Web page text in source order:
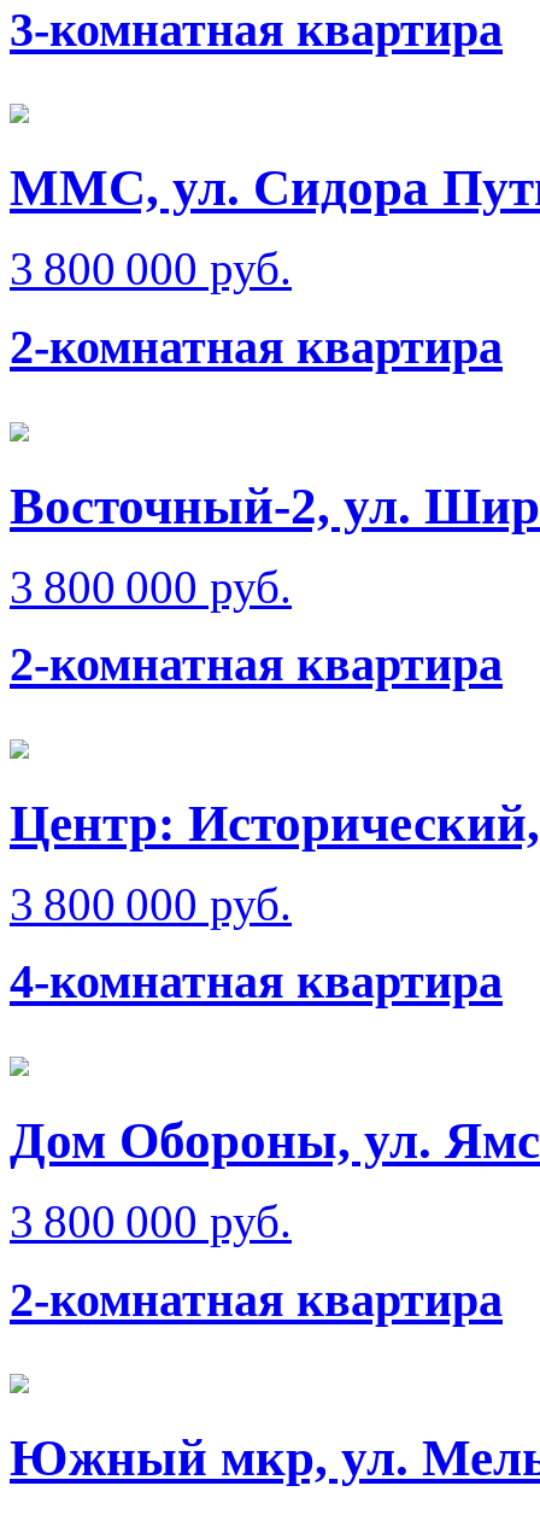
3-комнатная квартира
ММС, ул. Сидора
3 800 000 руб.
2-комнатная квартира
Восточный-2, ул.
3 800 000 руб.
2-комнатная квартира
Центр:
3 800 000 руб.
4-комнатная квартира
Дом Обороны, ул.
3 800 000 руб.
2-комнатная квартира
Южный мкр, ул.